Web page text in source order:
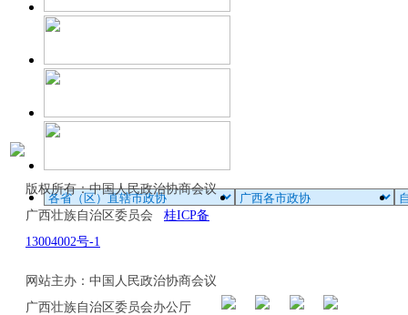
版权所有：中国人民政治协商会议
广西壮族自治区委员会 桂ICP备
13004002号-1
网站主办：中国人民政治协商会议
广西壮族自治区委员会办公厅